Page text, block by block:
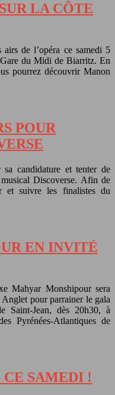
LA CÔTE
airs de l’opéra ce samedi 5
du Midi de Biarritz. En
pourrez découvrir Manon
POUR
candidature et tenter de
Discoverse. Afin de
et suivre les finalistes du
EN INVITÉ
Mahyar Monshipour sera
pour parrainer le gala
Saint-Jean, dès 20h30, à
Pyrénées-Atlantiques de
CE SAMEDI !